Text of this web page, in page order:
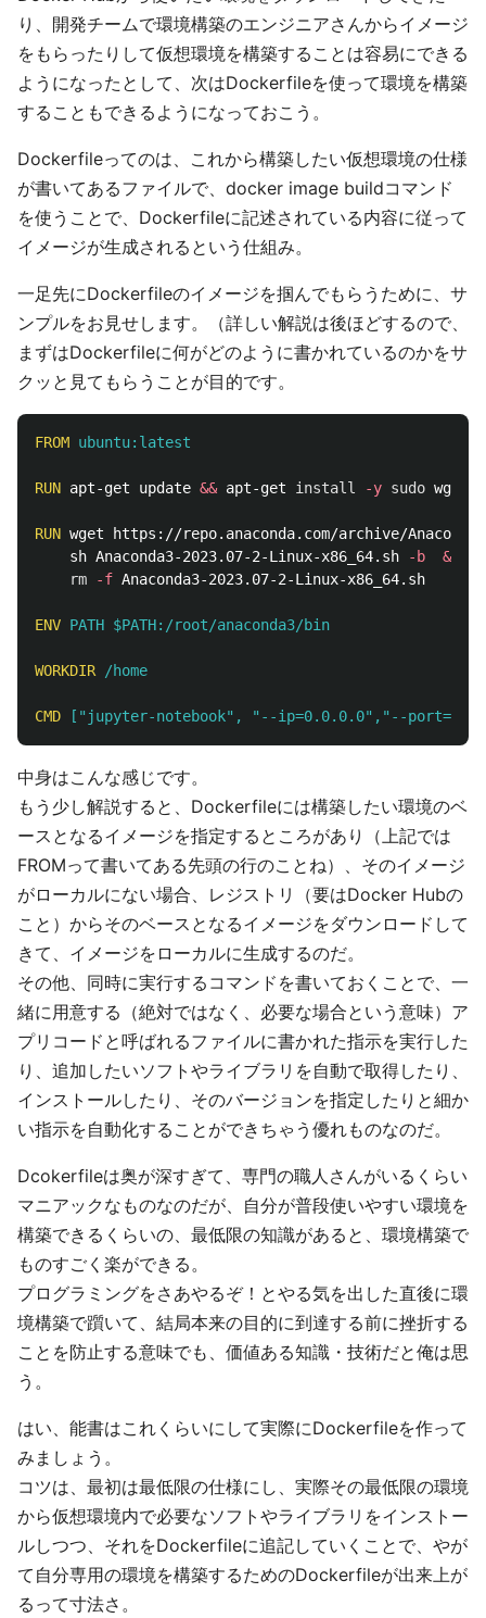
り、開発チームで環境構築のエンジニアさんからイメージ
をもらったりして仮想環境を構築することは容易にできる
ようになったとして、次はDockerfileを使って環境を構築
することもできるようになっておこう。
Dockerfileってのは、これから構築したい仮想環境の仕様
が書いてあるファイルで、docker image buildコマンド
を使うことで、Dockerfileに記述されている内容に従って
イメージが生成されるという仕組み。
一足先にDockerfileのイメージを掴んでもらうために、サ
ンプルをお見せします。（詳しい解説は後ほどするので、
まずはDockerfileに何がどのように書かれているのかをサ
クッと見てもらうことが目的です。
FROM ubuntu:latest
RUN apt-get update && apt-get install -y sudo wget
RUN wget https://repo.anaconda.com/archive/
    sh Anaconda3-2023.07-2-Linux-x86_64.sh
-b &&
rm
-f Anaconda3-2023.07-2-Linux-x86_64.sh
ENV PATH $PATH:/root/anaconda3/bin
WORKDIR /home
CMD ["jupyter-notebook", "--ip=0.0.0.0","--
中身はこんな感じです。
もう少し解説すると、Dockerfileには構築したい環境のベ
ースとなるイメージを指定するところがあり（上記では
FROMって書いてある先頭の行のことね）、そのイメージ
がローカルにない場合、レジストリ（要はDocker Hubの
こと）からそのベースとなるイメージをダウンロードして
きて、イメージをローカルに生成するのだ。
その他、同時に実行するコマンドを書いておくことで、一
緒に用意する（絶対ではなく、必要な場合という意味）ア
プリコードと呼ばれるファイルに書かれた指示を実行した
り、追加したいソフトやライブラリを自動で取得したり、
インストールしたり、そのバージョンを指定したりと細か
い指示を自動化することができちゃう優れものなのだ。
Dcokerfileは奥が深すぎて、専門の職人さんがいるくらい
マニアックなものなのだが、自分が普段使いやすい環境を
構築できるくらいの、最低限の知識があると、環境構築で
ものすごく楽ができる。
プログラミングをさあやるぞ！とやる気を出した直後に環
境構築で躓いて、結局本来の目的に到達する前に挫折する
ことを防止する意味でも、価値ある知識・技術だと俺は思
う。
はい、能書はこれくらいにして実際にDockerfileを作って
みましょう。
コツは、最初は最低限の仕様にし、実際その最低限の環境
から仮想環境内で必要なソフトやライブラリをインストー
ルしつつ、それをDockerfileに追記していくことで、やが
て自分専用の環境を構築するためのDockerfileが出来上が
るって寸法さ。